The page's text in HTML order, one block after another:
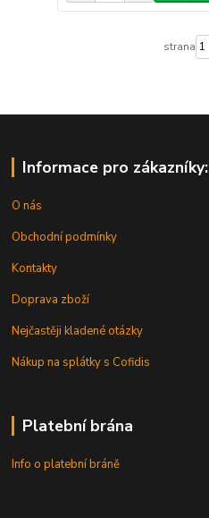
strana
Informace pro zákazníky:
O nás
Obchodní podmínky
Kontakty
Doprava zboží
Nejčastěji kladené otázky
Nákup na splátky s Cofidis
Platební brána
Info o platební bráně